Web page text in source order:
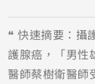
❝ 快速摘要：攝
護腺癌，「男性
醫師蔡樹衛醫師